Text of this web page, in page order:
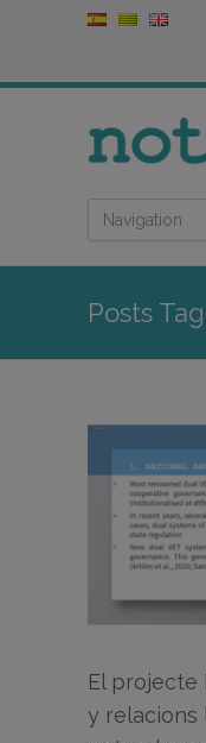
Posts
El projecte
y relacions